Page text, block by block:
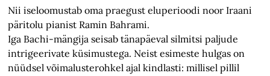
Nii iseloomustab oma praegust eluperioodi noor Iraani
päritolu pianist Ramin Bahrami.
Iga Bachi-mängija seisab tänapäeval silmitsi paljude
intrigeerivate küsimustega. Neist esimeste hulgas on
nüüdsel võimalusterohkel ajal kindlasti: millisel pillil